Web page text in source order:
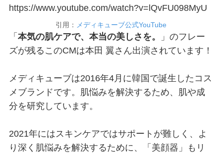
https://www.youtube.com/watch?v=lQvFU098MyU
引用： メディキューブ公式YouTube
「 本気の肌ケアで、本当の美しさを。
」のフレー
ズが残るこのCMは本田 翼さん出演されています！
メディキューブは2016年4月に韓国で誕生したコス
メブランドです。肌悩みを解決するため、肌や成
分を研究しています。
2021年にはスキンケアではサポートが難しく、よ
り深く肌悩みを解決するために、「美顔器」もリ